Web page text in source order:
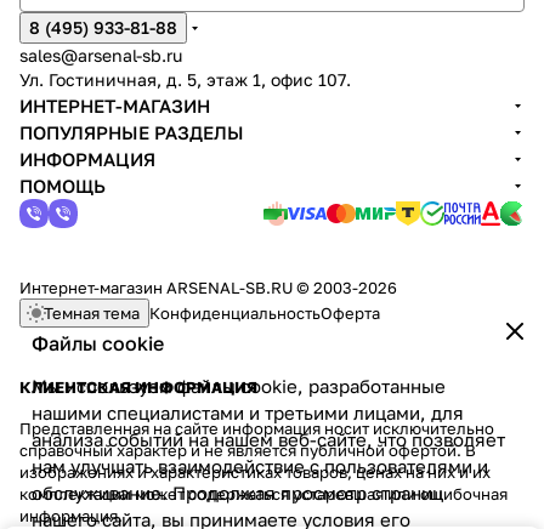
Файлы cookie
Мы используем файлы cookie, разработанные
нашими специалистами и третьими лицами, для
анализа событий на нашем веб-сайте, что позволяет
нам улучшать взаимодействие с пользователями и
обслуживание. Продолжая просмотр страниц
нашего сайта, вы принимаете условия его
8 (495) 933-81-88
sales@arsenal-sb.ru
Ул. Гостиничная, д. 5, этаж 1, офис 107.
ИНТЕРНЕТ-МАГАЗИН
ПОПУЛЯРНЫЕ РАЗДЕЛЫ
ИНФОРМАЦИЯ
ПОМОЩЬ
Интернет-магазин ARSENAL-SB.RU © 2003-2026
Темная тема КонфиденциальностьОферта
КЛИЕНТСКАЯ ИНФОРМАЦИЯ
Представленная на сайте информация носит исключительно
справочный характер и не является публичной офертой. В
изображениях и характеристиках товаров, ценах на них и их
комплектации может содержаться устаревшая или ошибочная
информация.